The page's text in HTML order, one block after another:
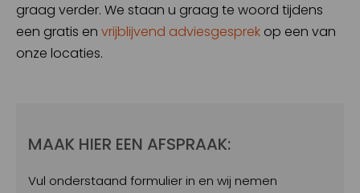
graag verder. We staan u graag te woord tijdens
een gratis en vrijblijvend adviesgesprek op een van
onze locaties.
MAAK HIER EEN AFSPRAAK:
Vul onderstaand formulier in en wij nemen